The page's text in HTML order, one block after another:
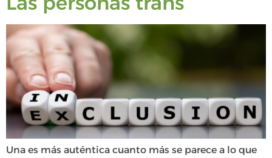
Una es más auténtica cuanto más se parece a lo que